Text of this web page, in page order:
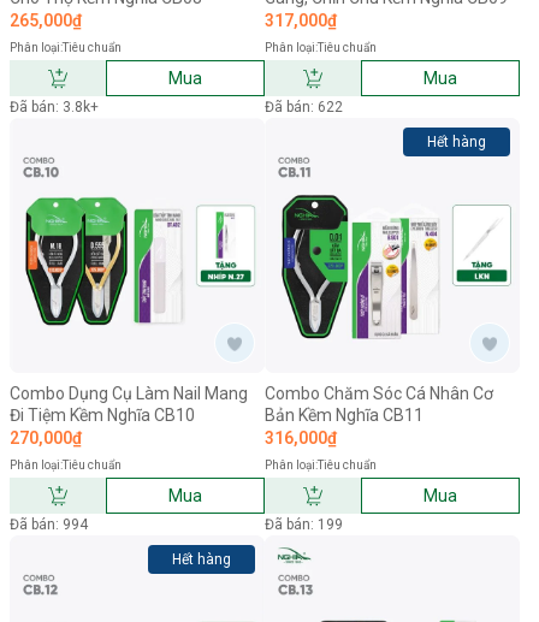
265,000₫
Phân loại:Tiêu chuẩn
Mua
Đã bán: 3.8k+
317,000₫
Phân loại:Tiêu chuẩn
Mua
Đã bán: 622
Combo Dụng Cụ Làm Nail Mang
Đi Tiệm Kềm Nghĩa CB10
270,000₫
Phân loại:Tiêu chuẩn
Mua
Đã bán: 994
Hết hàng
Combo Chăm Sóc Cá Nhân Cơ
Bản Kềm Nghĩa CB11
316,000₫
Phân loại:Tiêu chuẩn
Mua
Đã bán: 199
Hết hàng